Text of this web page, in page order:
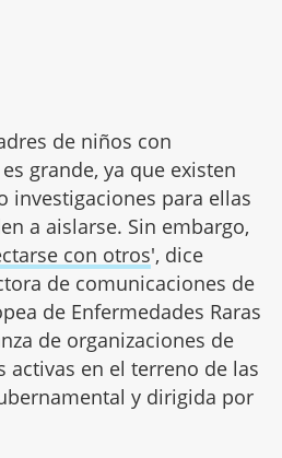
de niños con
grande, ya que existen
investigaciones para ellas
a aislarse. Sin embargo,
con otros', dice
de comunicaciones de
de Enfermedades Raras
de organizaciones de
activas en el terreno de las
y dirigida por